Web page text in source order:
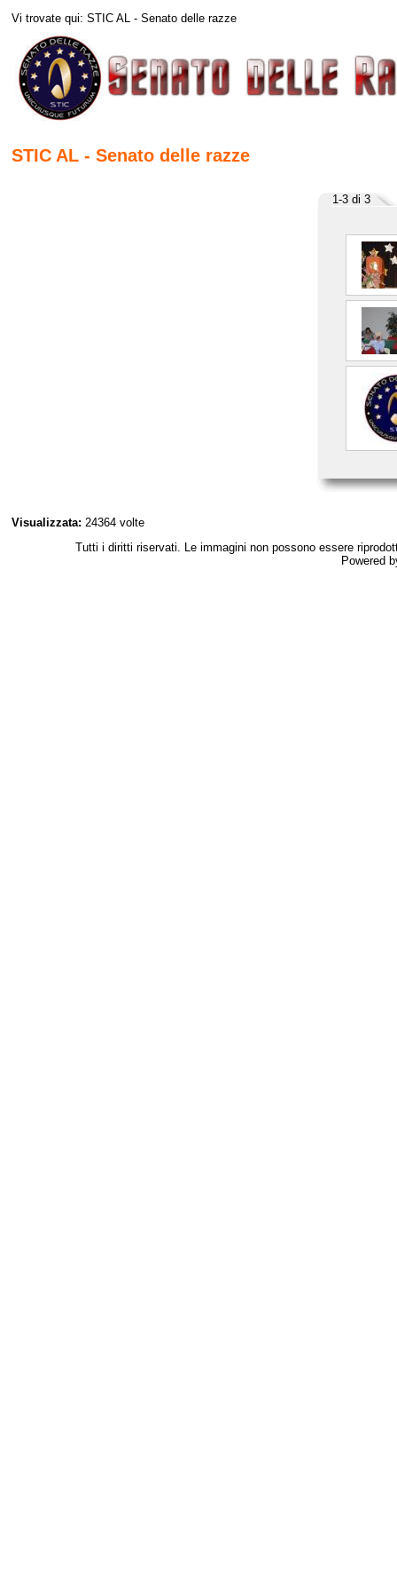
Vi trovate qui: STIC AL - Senato delle razze
STIC AL - Senato delle razze
1-3 di 3
Visualizzata: 24364 volte
Tutti i diritti riservati. Le immagini non possono essere
Powered